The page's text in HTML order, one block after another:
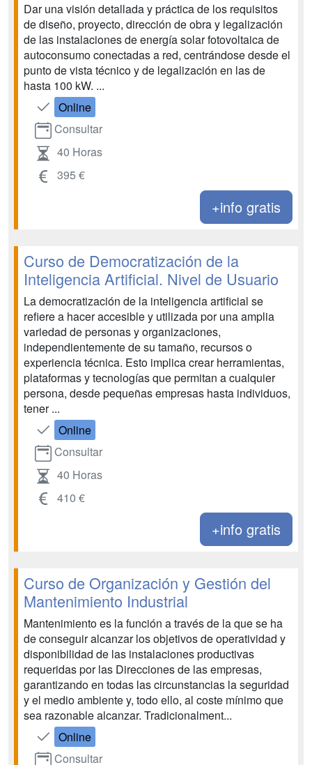
Dar una visión detallada y práctica de los requisitos
de diseño, proyecto, dirección de obra y legalización
de las instalaciones de energía solar fotovoltaica de
autoconsumo conectadas a red, centrándose desde el
punto de vista técnico y de legalización en las de
hasta 100 kW. ...
Online
Consultar
40 Horas
395 €
+info gratis
Curso de Democratización de la
Inteligencia Artificial. Nivel de Usuario
La democratización de la inteligencia artificial se
refiere a hacer accesible y utilizada por una amplia
variedad de personas y organizaciones,
independientemente de su tamaño, recursos o
experiencia técnica. Esto implica crear herramientas,
plataformas y tecnologías que permitan a cualquier
persona, desde pequeñas empresas hasta individuos,
tener ...
Online
Consultar
40 Horas
410 €
+info gratis
Curso de Organización y Gestión del
Mantenimiento Industrial
Mantenimiento es la función a través de la que se ha
de conseguir alcanzar los objetivos de operatividad y
disponibilidad de las instalaciones productivas
requeridas por las Direcciones de las empresas,
garantizando en todas las circunstancias la seguridad
y el medio ambiente y, todo ello, al coste mínimo que
sea razonable alcanzar. Tradicionalment...
Online
Consultar